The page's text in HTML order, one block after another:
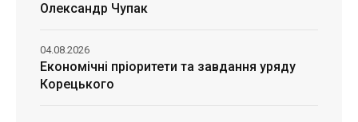
Олександр Чупак
Економічні пріоритети та завдання уряду
Корецького
04.08.2026